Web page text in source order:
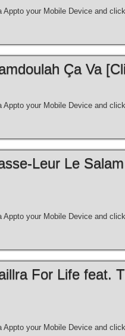
Appto your Mobile Device and
Ça Va
Appto your Mobile Device and
Leur Le
Appto your Mobile Device and
For Life feat.
Appto your Mobile Device and